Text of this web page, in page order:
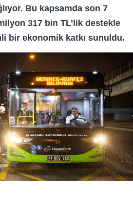
Bu kapsamda son 7
317 bin TL’lik destekle
bir ekonomik katkı sunuldu.